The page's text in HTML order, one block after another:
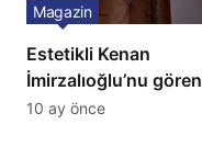
Estetikli Kenan
İmirzalıoğlu’nu gören
tanıyamıyor: Son hali
Magazin
10 ay önce